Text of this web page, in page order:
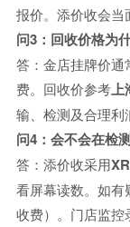
报价。添价收会当
问3：回收价格为
答：金店挂牌价通
费。回收价参考上
输、检测及合理利
问4：会不会在检
答：添价收采用
看屏幕读数。如
收费）。门店监控